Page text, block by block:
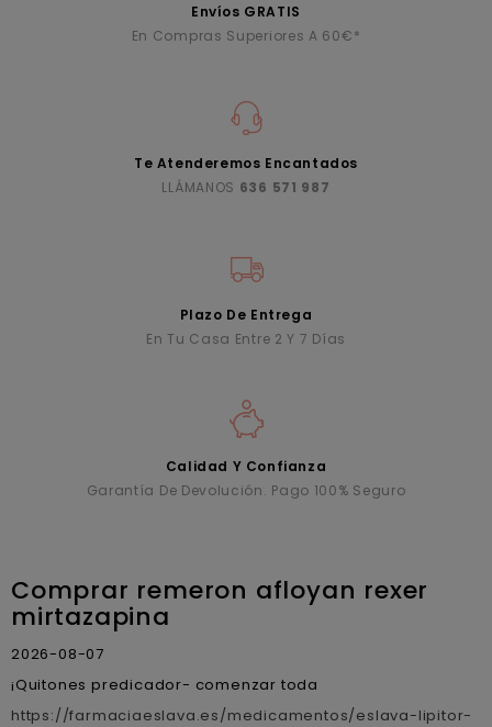
Envíos GRATIS
En Compras Superiores A 60€*
Te Atenderemos Encantados
LLÁMANOS 636 571 987
Plazo De Entrega
En Tu Casa Entre 2 Y 7 Días
Calidad Y Confianza
Garantía De Devolución. Pago 100% Seguro
Comprar remeron afloyan rexer
mirtazapina
2026-08-07
¡Quitones predicador- comenzar toda
https://farmaciaeslava.es/medicamentos/eslava-lipitor-